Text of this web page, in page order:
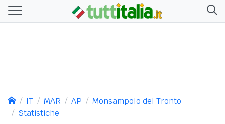
IT MAR AP
Monsampolo del Tronto
Statistiche